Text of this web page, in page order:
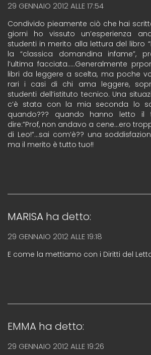
29 GENNAIO 2012 ALLE 17:54
Condivido pieamente ciò che hai
giorni ho vissuto un’esperienza
studenti in merito alla lettura del libro
la “classica domandina infame”,
l’ultima facciata…..Generalmente
libri da leggere a scelta, ma poche
rari i casi di chi ama leggere,
studenti dell’istituto tecnico. Una
c’è stata con la mia seconda lo
quando??? quando hanno letto il
dire:”Prof, non andavo a cene…ero
di Leo!”…sai com’è?? una
ma il merito è tutto tuo!!
MARISA ha detto:
29 GENNAIO 2012 ALLE 19:18
E come la mettiamo con i Diritti del
EMMA ha detto:
29 GENNAIO 2012 ALLE 19:26